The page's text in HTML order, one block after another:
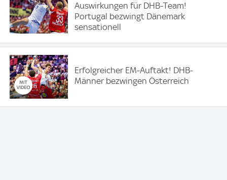
Auswirkungen für DHB-Team!
Portugal bezwingt Dänemark
sensationell
Erfolgreicher EM-Auftakt! DHB-
Männer bezwingen Österreich